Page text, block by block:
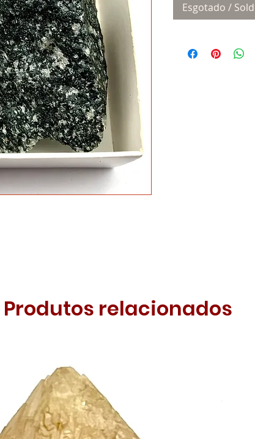
Esgotado / Sold
Produtos relacionados